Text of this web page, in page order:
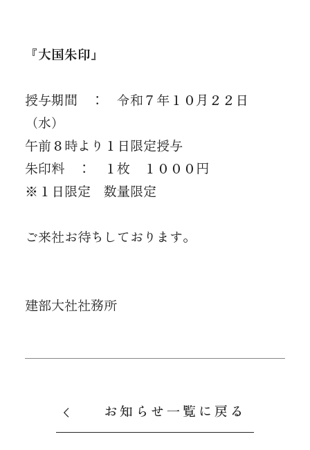
『大国朱印』
授与期間 ： 令和７年１０月２２日
（水）
午前８時より１日限定授与
朱印料 ： １枚 １０００円
※１日限定 数量限定
ご来社お待ちしております。
建部大社社務所
お知らせ一覧に戻る